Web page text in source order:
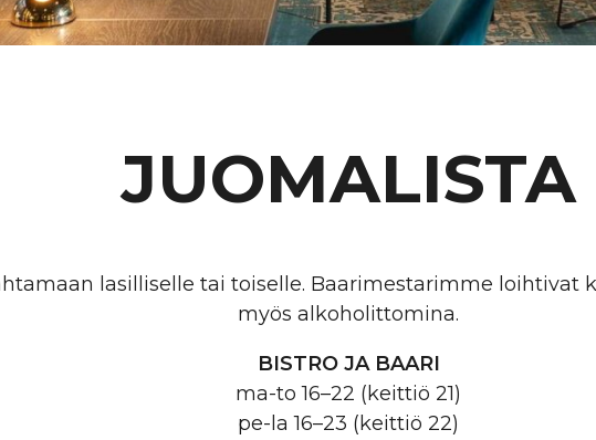
JUOMALISTA
lasilliselle tai toiselle. Baarimestarimme loihtivat
myös alkoholittomina.
BISTRO JA BAARI
ma-to 16–22 (keittiö 21)
pe-la 16–23 (keittiö 22)